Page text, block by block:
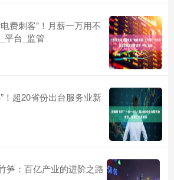
费刺客”！月薪一万用不
平台_监管
！超20省份出台服务业新
笋：百亿产业的进阶之路